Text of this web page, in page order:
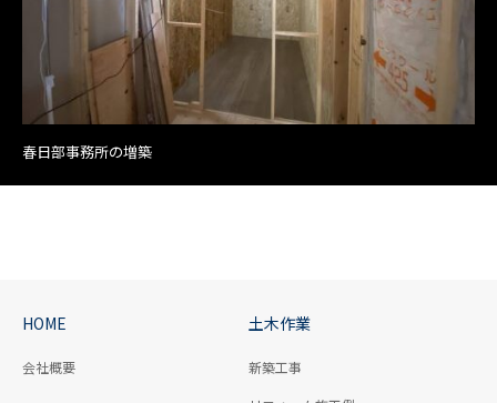
春日部事務所の増築
HOME
会社概要
土木作業
新築工事